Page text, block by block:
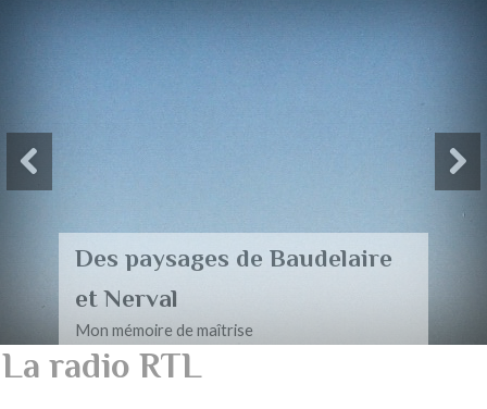
Des paysages de Baudelaire
et Nerval
Mon mémoire de maîtrise
La radio RTL